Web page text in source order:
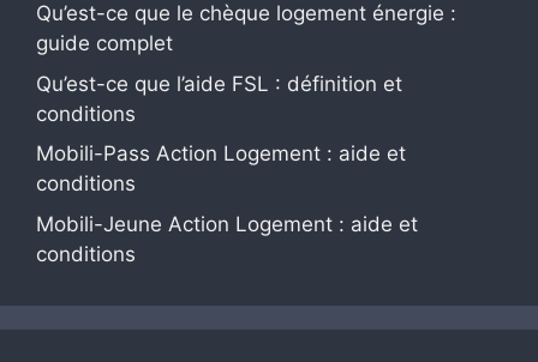
Qu’est-ce que le chèque logement énergie :
guide complet
Qu’est-ce que l’aide FSL : définition et
conditions
Mobili-Pass Action Logement : aide et
conditions
Mobili-Jeune Action Logement : aide et
conditions